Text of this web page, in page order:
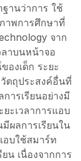
านว่าการ ใช้
าพการศึกษาที่
จาก
าบนหน้าจอ
องเด็ก ระยะ
ตถุประสงค์อื่นที่
ารเรียนอย่างมี
ะเวลาการแอบ
ผลการเรียนใน
อบใช้สมาร์ท
น เนื่องจากการ